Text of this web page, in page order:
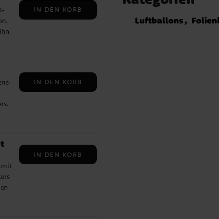
IN DEN KORB
IN DEN KORB
mit
IN DEN KORB
Luftballons